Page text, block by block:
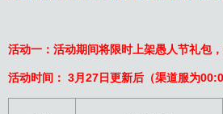
活动一：活动期间将限时上架愚人节礼包
活动时间： 3月27日更新后（渠道服为